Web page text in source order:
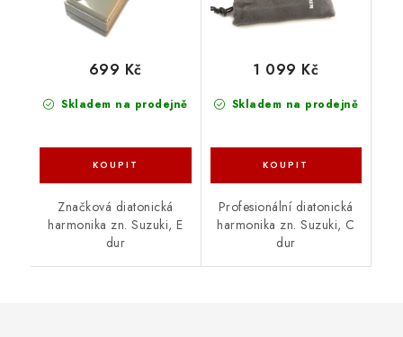
Skladem na prodejně
699 Kč
Značková diatonická
harmonika zn. Suzuki, E
dur
Skladem na prodejně
1 099 Kč
Profesionální diatonická
harmonika zn. Suzuki, C
dur